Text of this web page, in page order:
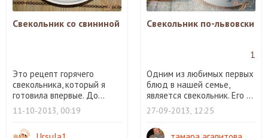
Свекольник со свининой
Это рецепт горячего
свекольника, который я
готовила впервые. До...
11-10-2013, 00:19
Свекольник по-львовски
1
Одним из любимых первых
блюд в нашей семье,
является свекольник. Его ...
27-09-2013, 12:25